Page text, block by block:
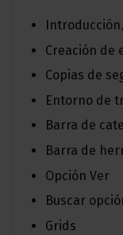
Creación de
Copias de
Entorno de
Barra de
Barra de
Opción Ver
Buscar
Grids